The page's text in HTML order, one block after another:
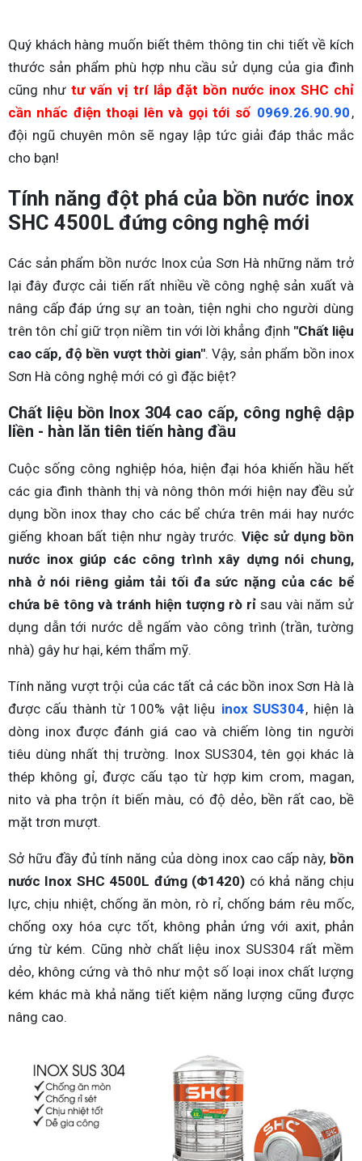
Quý khách hàng muốn biết thêm thông tin chi tiết về kích
thước sản phẩm phù hợp nhu cầu sử dụng của gia đình
cũng nhưtư vấn vị trí lắp đặt bồn nước inox SHC chỉ
cần nhấc điện thoại lên và gọi tới số 0969.26.90.90 ,
đội ngũ chuyên môn sẽ ngay lập tức giải đáp thắc mắc
cho bạn!
Tính năng đột phá của bồn nước inox
SHC 4500L đứng công nghệ mới
Các sản phẩm bồn nước Inox của Sơn Hà những năm trở
lại đây được cải tiến rất nhiều về công nghệ sản xuất và
nâng cấp đáp ứng sự an toàn, tiện nghi cho người dùng
trên tôn chỉ giữ trọn niềm tin với lời khẳng định "Chất liệu
cao cấp, độ bền vượt thời gian". Vậy, sản phẩm bồn inox
Sơn Hà công nghệ mới có gì đặc biệt?
Chất liệu bồn Inox 304 cao cấp, công nghệ dập
liền - hàn lăn tiên tiến hàng đầu
Cuộc sống công nghiệp hóa, hiện đại hóa khiến hầu hết
các gia đình thành thị và nông thôn mới hiện nay đều sử
dụng bồn inox thay cho các bể chứa trên mái hay nước
giếng khoan bất tiện như ngày trước. Việc sử dụng bồn
nước inox giúp các công trình xây dựng nói chung,
nhà ở nói riêng giảm tải tối đa sức nặng của các bể
chứa bê tông và tránh hiện tượng rò rỉsau vài năm sử
dụng dẫn tới nước dễ ngấm vào công trình (trần, tường
nhà) gây hư hại, kém thẩm mỹ.
Tính năng vượt trội của các tất cả các bồn inox Sơn Hà là
được cấu thành từ 100% vật liệu inox SUS304, hiện là
dòng inox được đánh giá cao và chiếm lòng tin người
tiêu dùng nhất thị trường. Inox SUS304, tên gọi khác là
thép không gỉ, được cấu tạo từ hợp kim crom, magan,
nito và pha trộn ít biến màu, có độ dẻo, bền rất cao, bề
mặt trơn mượt.
Sở hữu đầy đủ tính năng của dòng inox cao cấp này, bồn
nước Inox SHC 4500L đứng (Φ1420) có khả năng chịu
lực, chịu nhiệt, chống ăn mòn, rò rỉ, chống bám rêu mốc,
chống oxy hóa cực tốt, không phản ứng với axit, phản
ứng từ kém. Cũng nhờ chất liệu inox SUS304 rất mềm
dẻo, không cứng và thô như một số loại inox chất lượng
kém khác mà khả năng tiết kiệm năng lượng cũng được
nâng cao.